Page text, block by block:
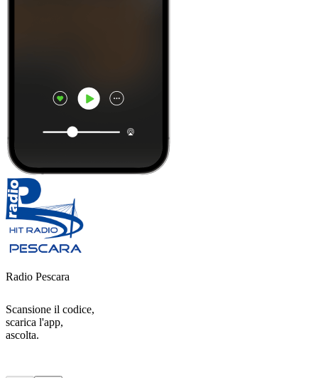
Radio Pescara
Scansione il codice,
scarica l'app,
ascolta.